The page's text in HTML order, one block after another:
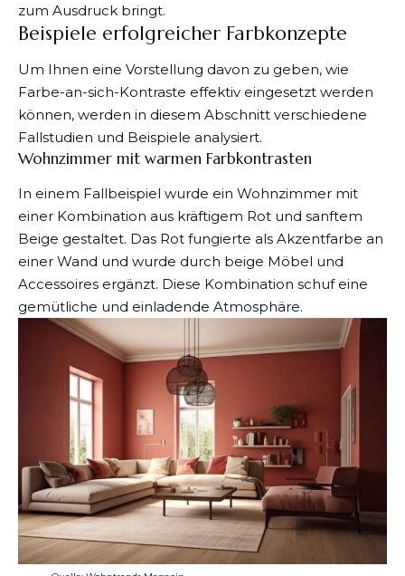
zum Ausdruck bringt.
Beispiele erfolgreicher Farbkonzepte
Um Ihnen eine Vorstellung davon zu geben, wie
Farbe-an-sich-Kontraste effektiv eingesetzt werden
können, werden in diesem Abschnitt verschiedene
Fallstudien und Beispiele analysiert.
Wohnzimmer mit warmen Farbkontrasten
In einem Fallbeispiel wurde ein Wohnzimmer mit
einer Kombination aus kräftigem Rot und sanftem
Beige gestaltet. Das Rot fungierte als Akzentfarbe an
einer Wand und wurde durch beige Möbel und
Accessoires ergänzt. Diese Kombination schuf eine
gemütliche und einladende Atmosphäre.